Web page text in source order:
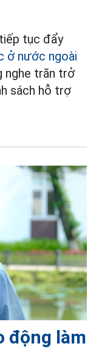
tục đẩy
ở nước ngoài
nghe trăn trở
sách hỗ trợ
động làm